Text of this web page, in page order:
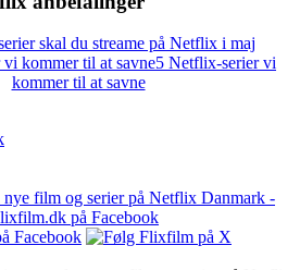
skal du streame på Netflix i maj
5 Netflix-serier vi
kommer til at savne
film og serier på Netflix Danmark -
på Facebook